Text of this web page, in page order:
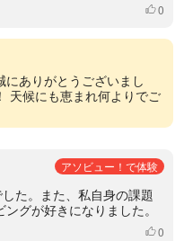
いいね
0
にありがとうございまし
天候にも恵まれ何よりでご
アソビュー！で体験
た。また、私自身の課題
グが好きになりました。
いいね
0